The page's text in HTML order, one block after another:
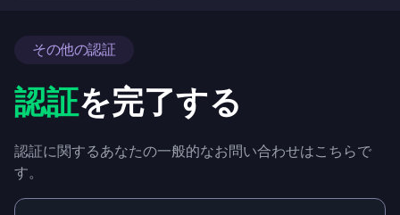
その他の認証
認証を完了する
認証に関するあなたの一般的なお問い合わせはこちらで
す。